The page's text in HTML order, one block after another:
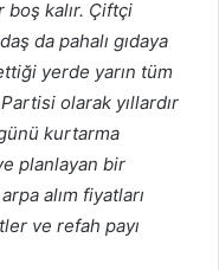
kalır. Çiftçi
da pahalı gıdaya
yerde yarın tüm
olarak yıllardır
kurtarma
planlayan bir
alım fiyatları
ve refah payı